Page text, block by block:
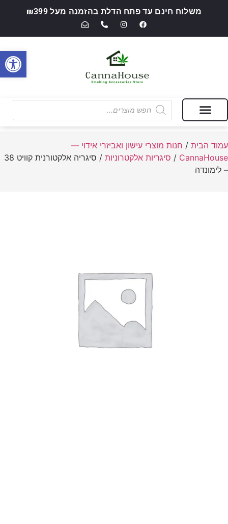
משלוח חינם עד פתח הדלת בהזמנה מעל ₪399
עמוד הבית / חנות מוצרי עישון ואביזרי אידוי —
CannaHouse
/ סיגריות אלקטרוניות
/ סיגריה אלקטורנית קוויט 38
– לימונדה
פתח